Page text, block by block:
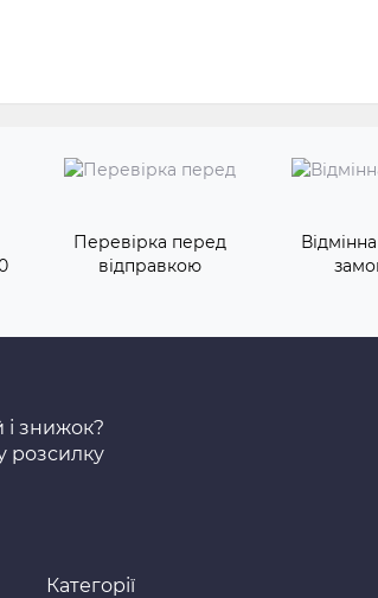
Перевірка перед
відправкою
і знижок?
розсилку
Категорії